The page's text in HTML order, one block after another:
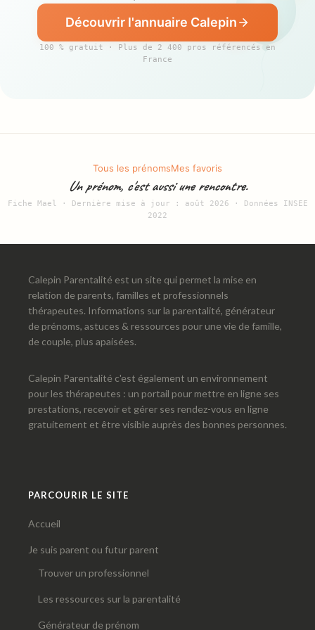
Découvrir l'annuaire Calepin
100 % gratuit · Plus de 2 400 pros référencés en
France
Tous les prénomsMes favoris
Un prénom, c'est aussi une rencontre.
Fiche Mael · Dernière mise à jour : août 2026 · Données INSEE
2022
Calepin Parentalité est un site qui permet la mise en
relation de parents, familles et professionnels
thérapeutes. Informations sur la parentalité, générateur
de prénoms, astuces & ressources pour une vie de famille,
de couple, plus apaisées.
Calepin Parentalité c'est également un environnement
pour les thérapeutes : un portail pour mettre en ligne ses
prestations, recevoir et gérer ses rendez-vous en ligne
gratuitement et être visible auprès des bonnes personnes.
PARCOURIR LE SITE
Accueil
Je suis parent ou futur parent
Trouver un professionnel
Les ressources sur la parentalité
Générateur de prénom